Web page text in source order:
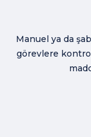
Manuel ya da
görevlere